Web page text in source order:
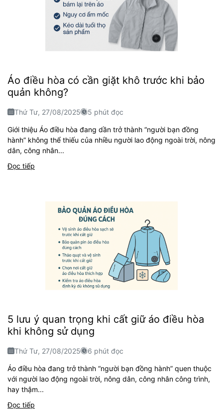
Áo điều hòa có cần giặt khô trước khi bảo
quản không?
Thứ Tư, 27/08/2025 5 phút đọc
Giới thiệu Áo điều hòa đang dần trở thành “người bạn đồng
hành” không thể thiếu của nhiều người lao động ngoài trời, nông
dân, công nhân...
Đọc tiếp
5 lưu ý quan trọng khi cất giữ áo điều hòa
khi không sử dụng
Thứ Tư, 27/08/2025 6 phút đọc
Áo điều hòa đang trở thành “người bạn đồng hành” quen thuộc
với người lao động ngoài trời, nông dân, công nhân công trình,
hay thậm...
Đọc tiếp